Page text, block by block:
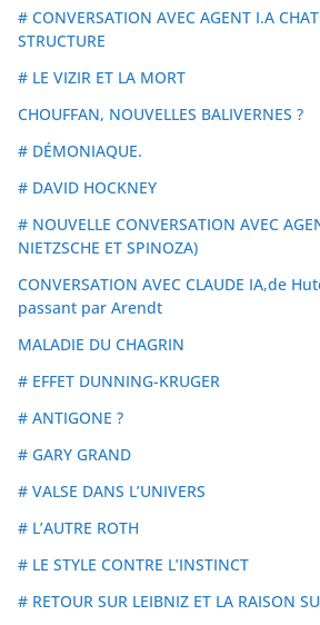
# CONVERSATION AVEC AGENT I.A
STRUCTURE
# LE VIZIR ET LA MORT
CHOUFFAN, NOUVELLES BALIVERNES ?
# DÉMONIAQUE.
# DAVID HOCKNEY
# NOUVELLE CONVERSATION AVEC
NIETZSCHE ET SPINOZA)
CONVERSATION AVEC CLAUDE IA,de
passant par Arendt
MALADIE DU CHAGRIN
# EFFET DUNNING-KRUGER
# ANTIGONE ?
# GARY GRAND
# VALSE DANS L’UNIVERS
# L’AUTRE ROTH
# LE STYLE CONTRE L’INSTINCT
# RETOUR SUR LEIBNIZ ET LA RAISON